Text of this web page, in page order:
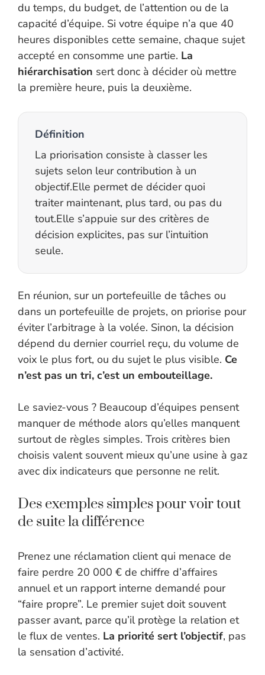
du temps, du budget, de l’attention ou de la
capacité d’équipe. Si votre équipe n’a que 40
heures disponibles cette semaine, chaque sujet
accepté en consomme une partie. La
hiérarchisation sert donc à décider où mettre
la première heure, puis la deuxième.
Définition
La priorisation consiste à classer les
sujets selon leur contribution à un
objectif.Elle permet de décider quoi
traiter maintenant, plus tard, ou pas du
tout.Elle s’appuie sur des critères de
décision explicites, pas sur l’intuition
seule.
En réunion, sur un portefeuille de tâches ou
dans un portefeuille de projets, on priorise pour
éviter l’arbitrage à la volée. Sinon, la décision
dépend du dernier courriel reçu, du volume de
voix le plus fort, ou du sujet le plus visible. Ce
n’est pas un tri, c’est un embouteillage.
Le saviez-vous ? Beaucoup d’équipes pensent
manquer de méthode alors qu’elles manquent
surtout de règles simples. Trois critères bien
choisis valent souvent mieux qu’une usine à gaz
avec dix indicateurs que personne ne relit.
Des exemples simples pour voir tout
de suite la différence
Prenez une réclamation client qui menace de
faire perdre 20 000 € de chiffre d’affaires
annuel et un rapport interne demandé pour
“faire propre”. Le premier sujet doit souvent
passer avant, parce qu’il protège la relation et
le flux de ventes. La priorité sert l’objectif, pas
la sensation d’activité.